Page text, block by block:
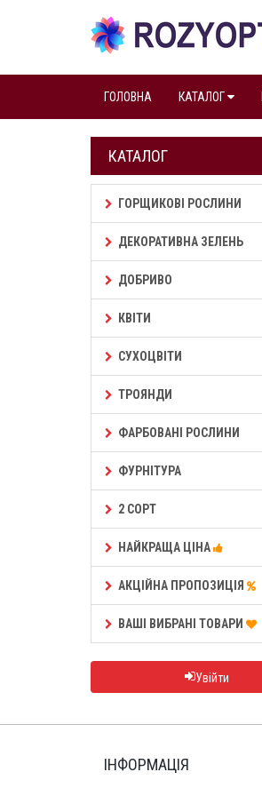
ГОЛОВНА КАТАЛОГ
КАТАЛОГ
ГОРЩИКОВІ РОСЛИНИ
ДЕКОРАТИВНА ЗЕЛЕНЬ
ДОБРИВО
КВІТИ
СУХОЦВІТИ
ТРОЯНДИ
ФАРБОВАНІ РОСЛИНИ
ФУРНІТУРА
2 СОРТ
НАЙКРАЩА ЦІНА
АКЦІЙНА ПРОПОЗИЦІЯ
ВАШІ ВИБРАНІ ТОВАРИ
Увійти
ІНФОРМАЦІЯ